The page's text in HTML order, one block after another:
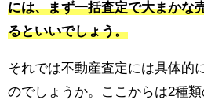
には、まず一括査定で大まかな
るといいでしょう。
それでは不動産査定には具体的
のでしょうか。ここからは2種